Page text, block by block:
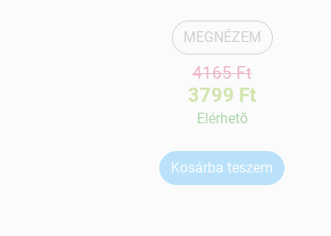
MEGNÉZEM
4165 Ft
3799 Ft
Elérhetõ
Kosárba teszem